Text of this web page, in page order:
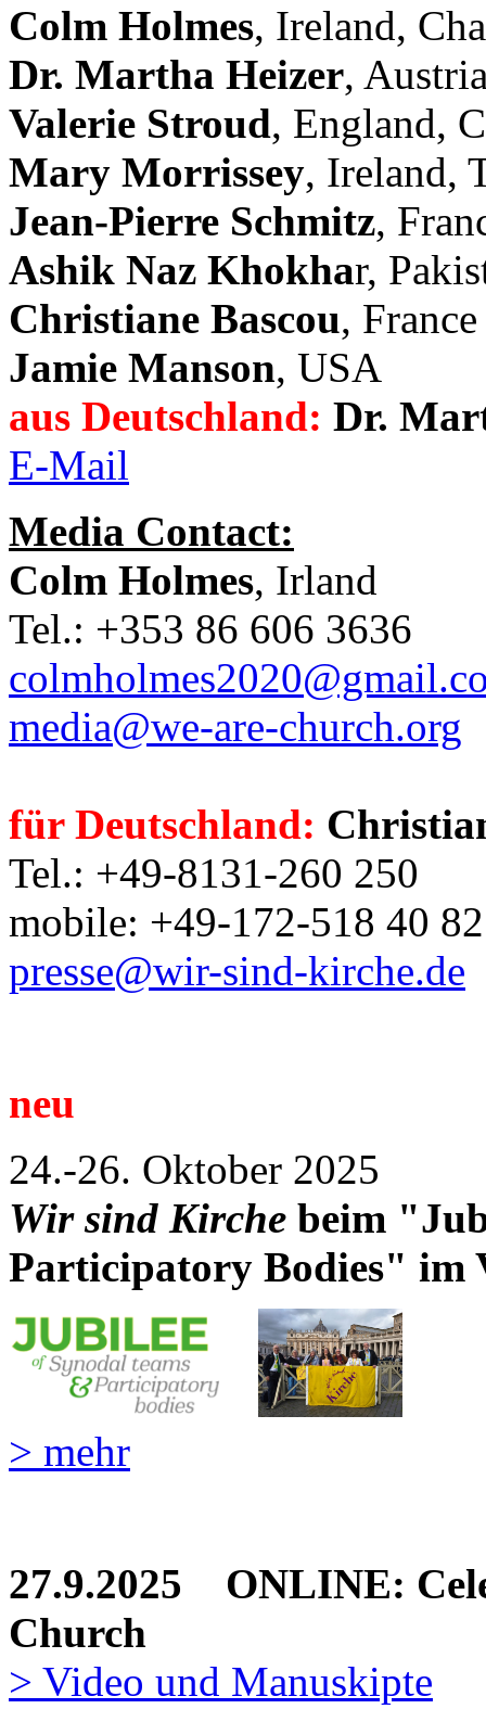
Colm Holmes, Ireland,
Dr. Martha Heizer,
Valerie Stroud, England,
Mary Morrissey, Ireland,
Jean-Pierre Schmitz,
Ashik Naz Khokhar,
Christiane Bascou, France
Jamie Manson, USA
aus Deutschland: Dr.
E-Mail
Media Contact:
Colm Holmes, Irland
Tel.: +353 86 606 3636
media@we-are-church.org
für Deutschland:
Tel.: +49-8131-260 250
mobile: +49-172-518 40 82
presse@wir-sind-kirche.de
neu
24.-26. Oktober 2025
Wir sind Kirche beim
Participatory Bodies" im
> mehr
27.9.2025 ONLINE:
Church
> Video und Manuskipte